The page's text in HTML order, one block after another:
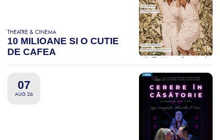
THEATRE & CINEMA
10 MILIOANE SI O CUTIE
DE CAFEA
07
AUG 26